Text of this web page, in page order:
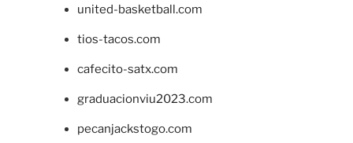
united-basketball.com
tios-tacos.com
cafecito-satx.com
graduacionviu2023.com
pecanjackstogo.com